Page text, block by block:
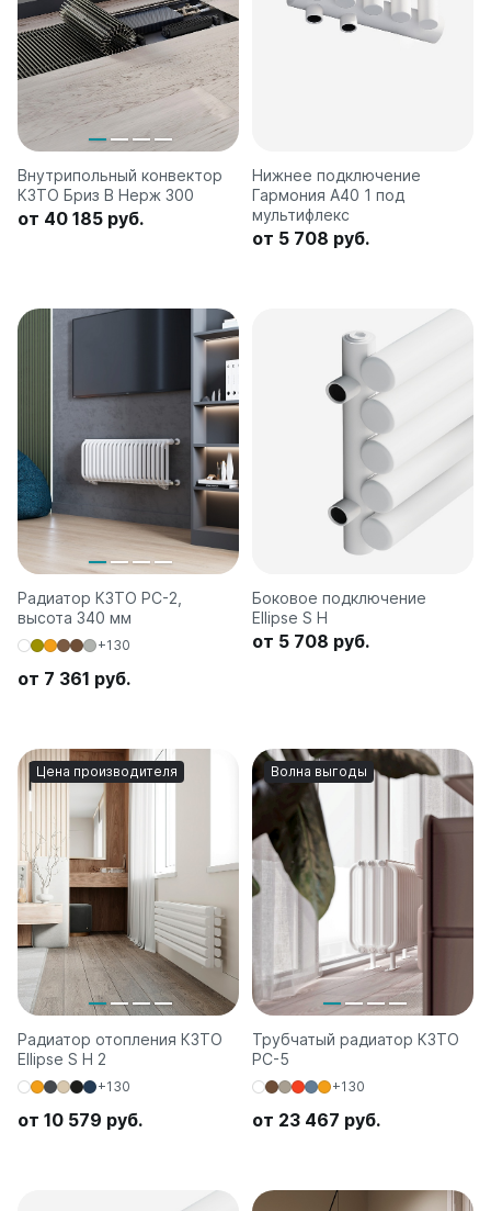
Внутрипольный конвектор
КЗТО Бриз В Нерж 300
от 40 185 руб.
Нижнее подключение
Гармония А40 1 под
мультифлекс
от 5 708 руб.
Радиатор КЗТО РС-2,
высота 340 мм
+130
от 7 361 руб.
Боковое подключение
Ellipse S H
от 5 708 руб.
Цена производителя
Радиатор отопления КЗТО
Ellipse S H 2
+130
от 10 579 руб.
Волна выгоды
Трубчатый радиатор КЗТО
РС-5
+130
от 23 467 руб.